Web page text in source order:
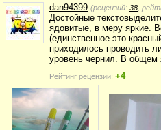
dan94399 (рецензий: 38 ,
Достойные
ядовитые, в меру яркие.
(единственное это
приходилось проводить
уровень чернил. В общем
Рейтинг рецензии: +4